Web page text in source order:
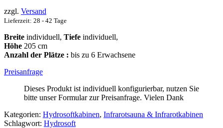
zzgl. Versand
Lieferzeit: 28 - 42 Tage
Breite individuell, Tiefe individuell,
Höhe 205 cm
Anzahl der Plätze : bis zu 6 Erwachsene
Preisanfrage
Dieses Produkt ist individuell konfigurierbar, nutzen Sie
bitte unser Formular zur Preisanfrage. Vielen Dank
Kategorien: Hydrosoftkabinen, Infrarotsauna & Infrarotkabinen
Schlagwort: Hydrosoft